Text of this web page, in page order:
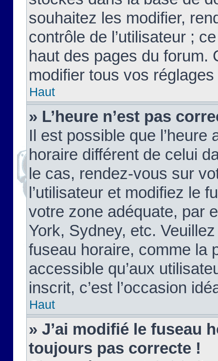
souhaitez les modifier,
contrôle de l’utilisateur ;
haut des pages du forum.
modifier tous vos
Haut
» L’heure n’est pas
Il est possible que
horaire différent de celui
le cas, rendez-vous sur
l’utilisateur et modifiez le
votre zone adéquate, par
York, Sydney, etc.
fuseau horaire, comme la
accessible qu’aux
inscrit, c’est l’occasion
Haut
» J’ai modifié le fuseau
toujours pas correcte !